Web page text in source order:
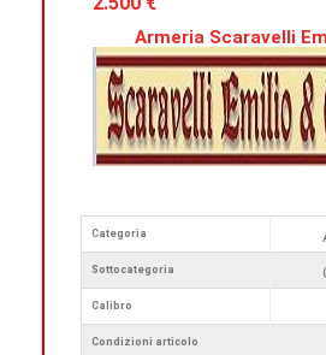
Armeria Scaravelli
Categoria
Sottocategoria
Calibro
Condizioni articolo